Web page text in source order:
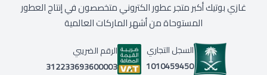
غازي بوتيك أكبر متجر عطور الكتروني متخصصون في إنتاج العطور
المستوحاة من أشهر الماركات العالمية
السجل التجاري
1010459450
الرقم الضريبي
312233693600003